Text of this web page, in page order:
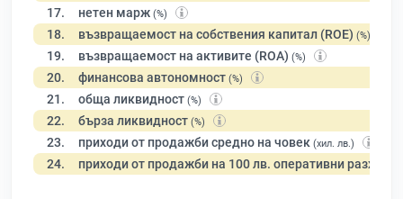
17. нетен марж (%)
18. възвращаемост на собствения капитал (ROE) (%)
19. възвращаемост на активите (ROA) (%)
20. финансова автономност (%)
21. обща ликвидност (%)
22. бърза ликвидност (%)
23. приходи от продажби средно на човек (хил. лв.)
24. приходи от продажби на 100 лв. оперативни разходи